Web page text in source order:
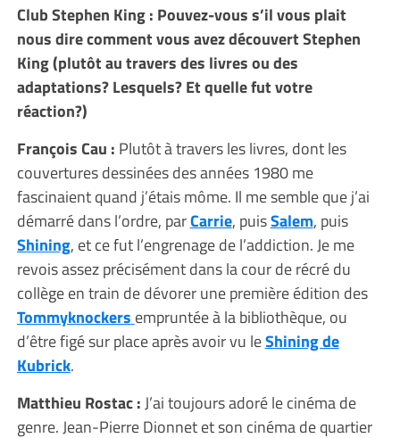
Club Stephen King : Pouvez-vous s’il vous plait
nous dire comment vous avez découvert Stephen
King (plutôt au travers des livres ou des
adaptations? Lesquels? Et quelle fut votre
réaction?)
François Cau : Plutôt à travers les livres, dont les
couvertures dessinées des années 1980 me
fascinaient quand j’étais môme. Il me semble que j’ai
démarré dans l’ordre, parCarrie, puisSalem, puis
Shining, et ce fut l’engrenage de l’addiction. Je me
revois assez précisément dans la cour de récré du
collège en train de dévorer une première édition des
Tommyknockers empruntée à la bibliothèque, ou
d’être figé sur place après avoir vu leShining de
Kubrick.
Matthieu Rostac :J’ai toujours adoré le cinéma de
genre. Jean-Pierre Dionnet et son cinéma de quartier